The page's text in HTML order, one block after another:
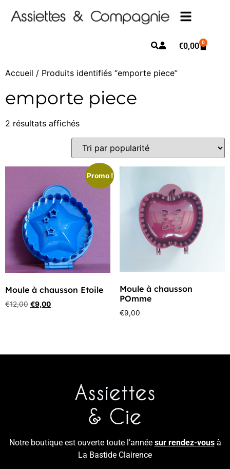
€0,00 0
Accueil / Produits identifiés “emporte piece”
emporte piece
2 résultats affichés
Promo !
Moule à chausson Etoile
€12,00 €9,00
Moule à chausson
POmme
€9,00
Notre boutique est ouverte toute l’année sur rendez-vousà
La Bastide Clairence